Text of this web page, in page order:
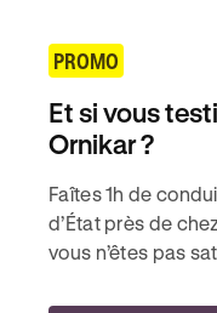
PROMO
Et si vous
Ornikar ?
Faîtes 1h de
d’État près de
vous n’êtes pas